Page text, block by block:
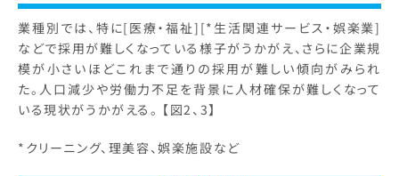
業種別では、特に[医療・福祉][*生活関連サービス・娯楽業]
などで採用が難しくなっている様子がうかがえ、さらに企業規
模が小さいほどこれまで通りの採用が難しい傾向がみられ
た。人口減少や労働力不足を背景に人材確保が難しくなって
いる現状がうかがえる。 【図2、3】
*クリーニング、理美容、娯楽施設など